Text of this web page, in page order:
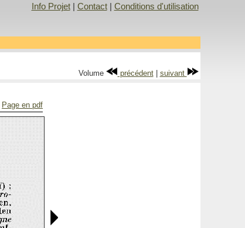
Info Projet| Contact| Conditions d'utilisation
Volume précédent| suivant
Page en pdf